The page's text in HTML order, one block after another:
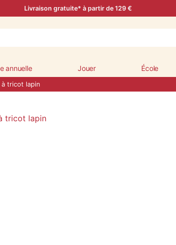
Livraison gratuite* à partir de 129 €
annuelle Jouer École
à tricot lapin